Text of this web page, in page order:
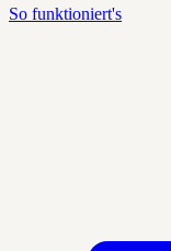
So funktioniert's